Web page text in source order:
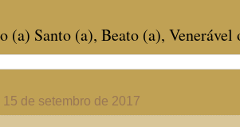
(a) Santo (a), Beato (a), Venerável
15 de setembro de 2017